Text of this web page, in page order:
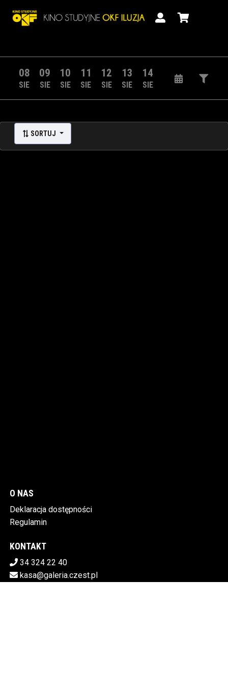
08
SIE
09
SIE
10
SIE
11
SIE
12
SIE
13
SIE
14
SIE
SORTUJ
O NAS
Deklaracja dostępności
Regulamin
KONTAKT
34 324 22 40
kasa@galeria.czest.pl